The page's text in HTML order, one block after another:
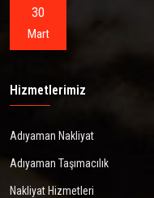
30
Mart
Hizmetlerimiz
Adıyaman Nakliyat
Adıyaman Taşımacılık
Nakliyat Hizmetleri